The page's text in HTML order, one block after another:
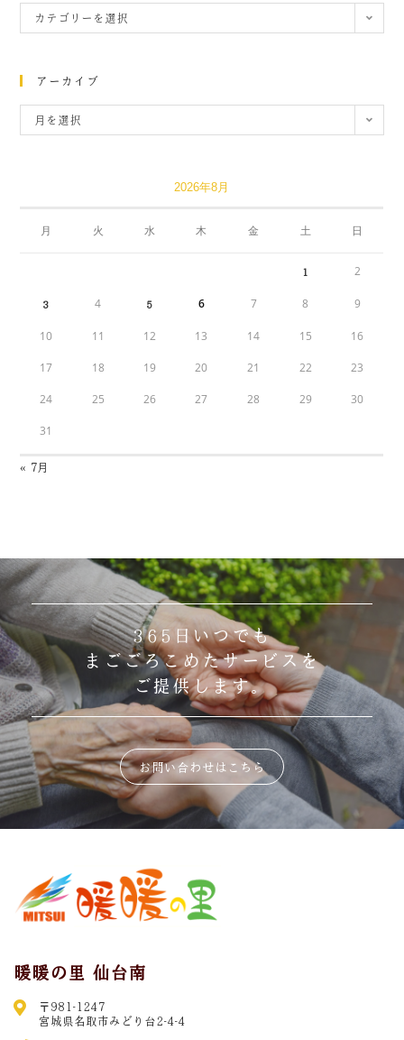
カテゴリーを選択
アーカイブ
月を選択
2026年8月
月 火 水 木 金 土 日
1 2
3 4 5 6 7 8 9
10 11 12 13 14 15 16
17 18 19 20 21 22 23
24 25 26 27 28 29 30
31
« 7月
365日いつでも
まごごろこめたサービスを
ご提供します。
お問い合わせはこちら
暖暖の里 仙台南
〒981-1247
宮城県名取市みどり台2-4-4